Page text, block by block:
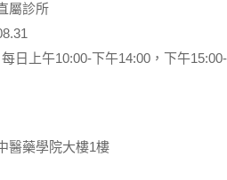
屬診所
日上午10:00-下午14:00，下午15:00-
醫藥學院大樓1樓